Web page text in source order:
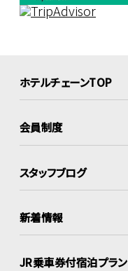
ホテルチェーンTOP
会員制度
スタッフブログ
新着情報
JR乗車券付宿泊プラン